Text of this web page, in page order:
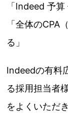
「Indeed 予
「全体のCPA
る」
Indeedの有料
る採用担当者
をよくいただ